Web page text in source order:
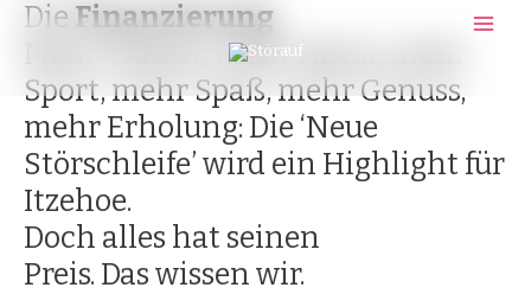
Zum
Main
Die Finanzierung
Mehr Wasser, mehr Natur, mehr
Sport, mehr Spaß, mehr Genuss,
mehr Erholung: Die ‘Neue
Störschleife’ wird ein Highlight für
Itzehoe.
Doch alles hat seinen
Preis. Das wissen wir.